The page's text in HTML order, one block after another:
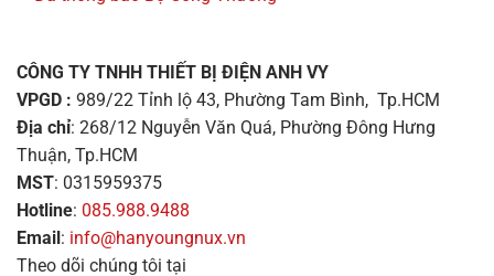
CÔNG TY TNHH THIẾT BỊ ĐIỆN ANH VY
VPGD : 989/22 Tỉnh lộ 43, Phường Tam Bình, Tp.HCM
Địa chỉ: 268/12 Nguyễn Văn Quá, Phường Đông Hưng
Thuận, Tp.HCM
MST: 0315959375
Hotline: 085.988.9488
Email: info@hanyoungnux.vn
Theo dõi chúng tôi tại